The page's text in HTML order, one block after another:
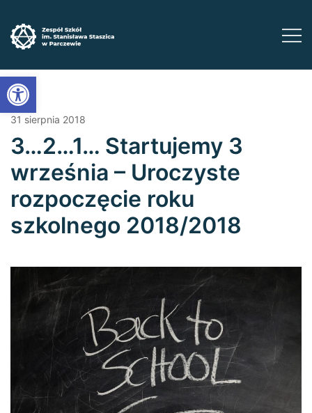
Open toolbar
do
treści
31 sierpnia 2018
3…2…1… Startujemy 3
września – Uroczyste
rozpoczęcie roku
szkolnego 2018/2018